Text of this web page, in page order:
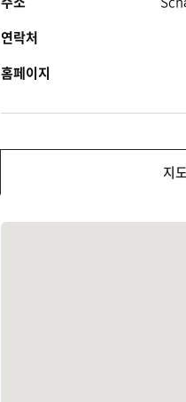
연락처
홈페이지
지도